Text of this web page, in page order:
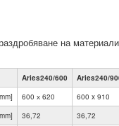
на
Aries240/600
Aries240/
600 х 620
600 x 910
36,72
36,72